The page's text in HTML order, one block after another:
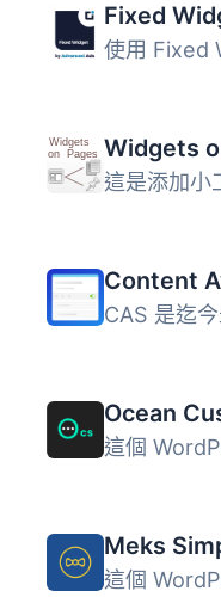
Widgets
Ocean
Meks